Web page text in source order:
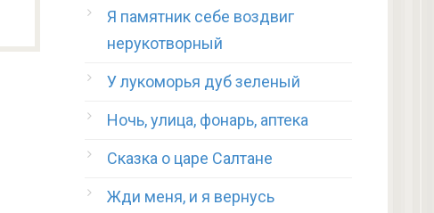
Я памятник себе воздвиг
нерукотворный
У лукоморья дуб зеленый
Ночь, улица, фонарь, аптека
Сказка о царе Салтане
Жди меня, и я вернусь